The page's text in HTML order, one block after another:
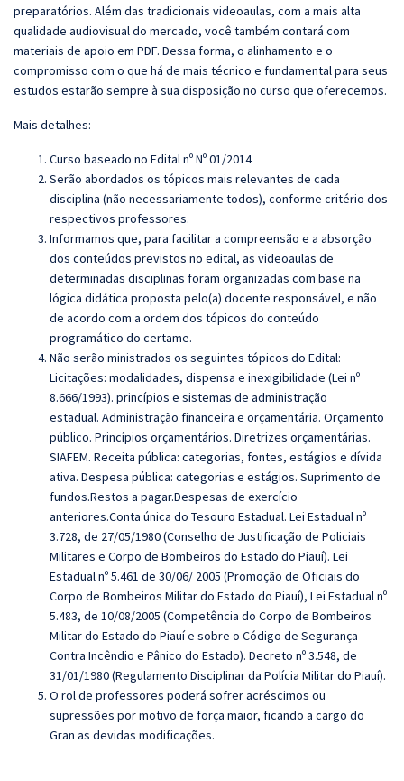
preparatórios. Além das tradicionais videoaulas, com a mais alta
qualidade audiovisual do mercado, você também contará com
materiais de apoio em PDF. Dessa forma, o alinhamento e o
compromisso com o que há de mais técnico e fundamental para seus
estudos estarão sempre à sua disposição no curso que oferecemos.
Mais detalhes:
Curso baseado no Edital nº Nº 01/2014
Serão abordados os tópicos mais relevantes de cada
disciplina (não necessariamente todos), conforme critério dos
respectivos professores.
Informamos que, para facilitar a compreensão e a absorção
dos conteúdos previstos no edital, as videoaulas de
determinadas disciplinas foram organizadas com base na
lógica didática proposta pelo(a) docente responsável, e não
de acordo com a ordem dos tópicos do conteúdo
programático do certame.
Não serão ministrados os seguintes tópicos do Edital:
Licitações: modalidades, dispensa e inexigibilidade (Lei nº
8.666/1993). princípios e sistemas de administração
estadual. Administração financeira e orçamentária. Orçamento
público. Princípios orçamentários. Diretrizes orçamentárias.
SIAFEM. Receita pública: categorias, fontes, estágios e dívida
ativa. Despesa pública: categorias e estágios. Suprimento de
fundos.Restos a pagar.Despesas de exercício
anteriores.Conta única do Tesouro Estadual. Lei Estadual nº
3.728, de 27/05/1980 (Conselho de Justificação de Policiais
Militares e Corpo de Bombeiros do Estado do Piauí). Lei
Estadual nº 5.461 de 30/06/ 2005 (Promoção de Oficiais do
Corpo de Bombeiros Militar do Estado do Piauí), Lei Estadual nº
5.483, de 10/08/2005 (Competência do Corpo de Bombeiros
Militar do Estado do Piauí e sobre o Código de Segurança
Contra Incêndio e Pânico do Estado). Decreto nº 3.548, de
31/01/1980 (Regulamento Disciplinar da Polícia Militar do Piauí).
O rol de professores poderá sofrer acréscimos ou
supressões por motivo de força maior, ficando a cargo do
Gran as devidas modificações.